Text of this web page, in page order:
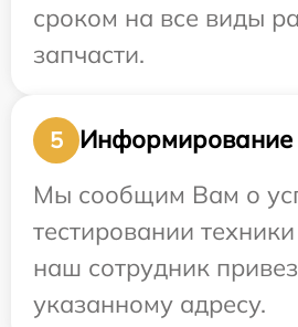
сроком на все виды
запчасти.
5
Информирование
Мы сообщим Вам о
тестировании
наш сотрудник
указанному адресу.